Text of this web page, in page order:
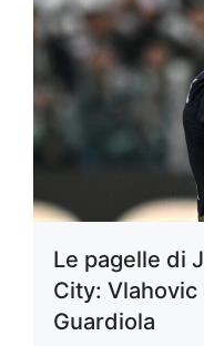
Le pagelle di
City:
Guardiola